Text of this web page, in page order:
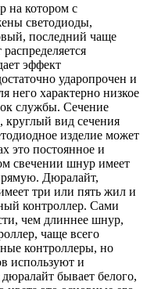
на котором с
светодиоды,
последний чаще
эффект
ударопрочен и
него характерно низкое
службы. Сечение
вид сечения
изделие может
это постоянное и
свечении шнур имеет
Дюралайт,
три или пять жил и
контроллер. Сами
чем длиннее шнур,
чаще всего
контроллеры, но
используют и
бывает белого,